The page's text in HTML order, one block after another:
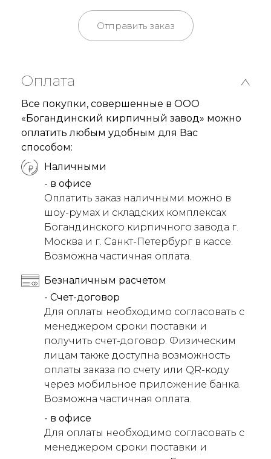
Отправить заказ
Оплата
Все покупки, совершенные в ООО
«Богандинский кирпичный завод» можно
оплатить любым удобным для Вас
способом:
Наличными
- в офисе
Оплатить заказ наличными можно в
шоу-румах и складских комплексах
Богандинского кирпичного завода г.
Москва и г. Санкт-Петербург в кассе.
Возможна частичная оплата.
Безналичным расчетом
- Счет-договор
Для оплаты необходимо согласовать с
менеджером сроки поставки и
получить счет-договор. Физическим
лицам также доступна возможность
оплаты заказа по счету или QR-коду
через мобильное приложение банка.
Возможна частичная оплата.
- в офисе
Для оплаты необходимо согласовать с
менеджером сроки поставки и